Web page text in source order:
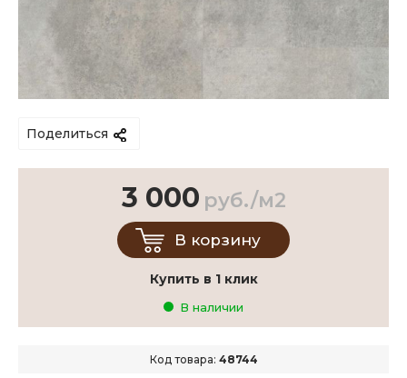
Поделиться
Код товара: 48744
3 000 руб./м2
В корзину
Купить в 1 клик
В наличии